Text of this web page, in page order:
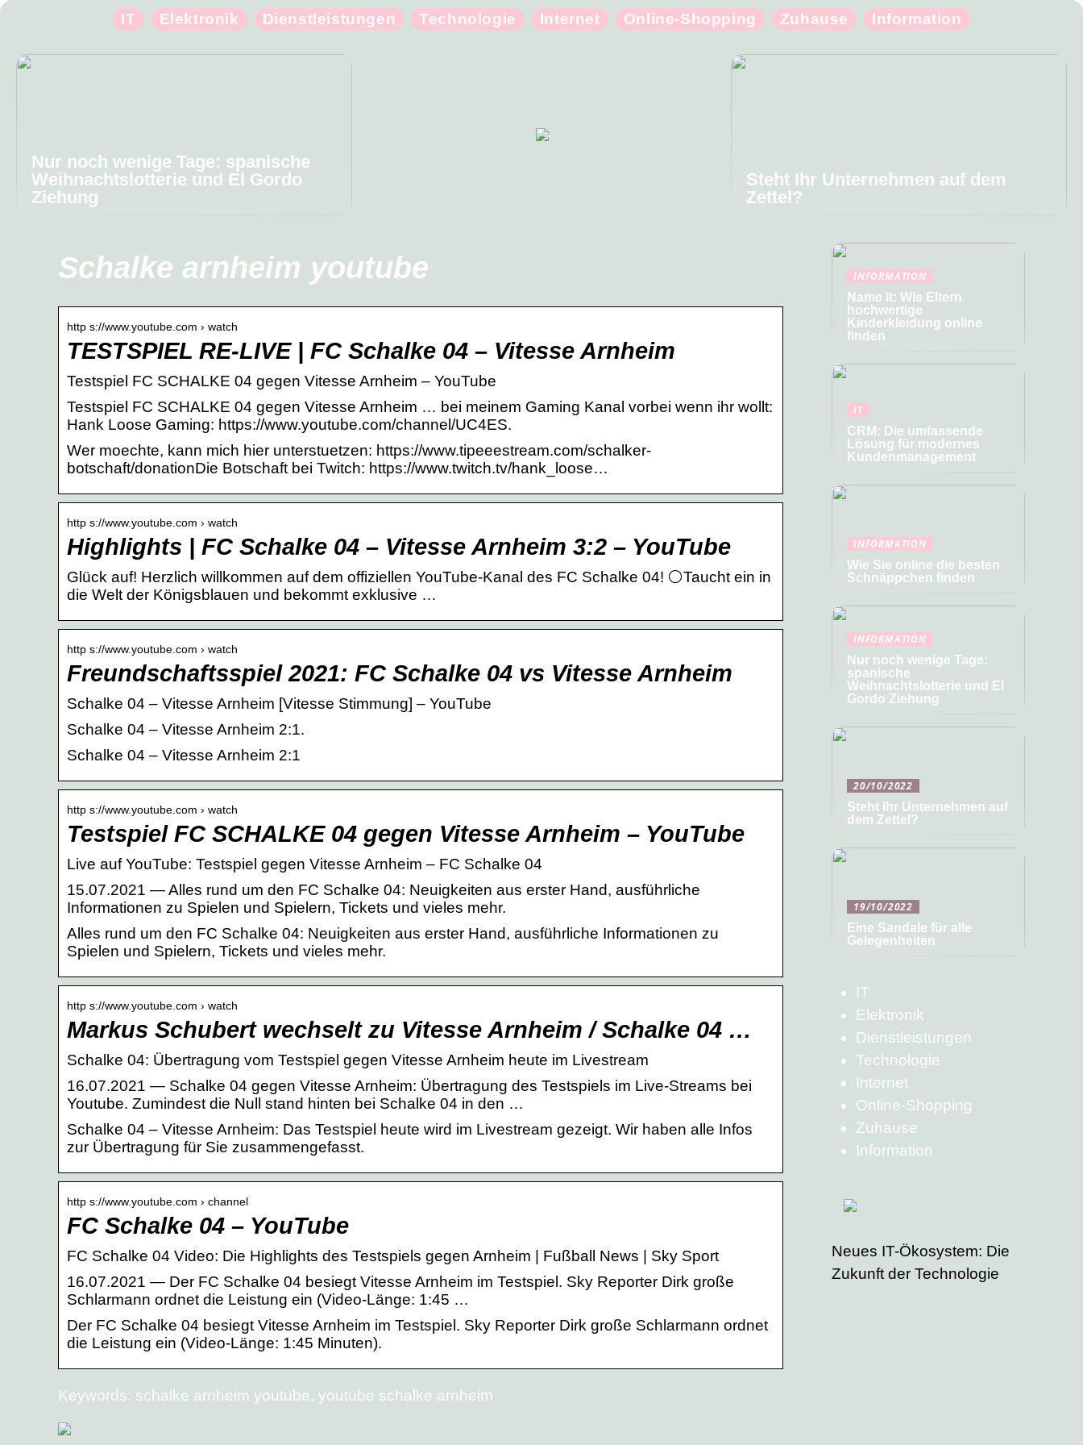
IT Elektronik Dienstleistungen Technologie Internet Online-Shopping Zuhause Information
Nur noch wenige Tage: spanische
Weihnachtslotterie und El Gordo
Ziehung
Steht Ihr Unternehmen auf dem
Zettel?
Schalke arnheim youtube
http s://www.youtube.com › watch
TESTSPIEL RE-LIVE | FC Schalke 04 – Vitesse Arnheim
Testspiel FC SCHALKE 04 gegen Vitesse Arnheim – YouTube
Testspiel FC SCHALKE 04 gegen Vitesse Arnheim … bei meinem Gaming Kanal vorbei wenn ihr wollt:
Hank Loose Gaming: https://www.youtube.com/channel/UC4ES.
Wer moechte, kann mich hier unterstuetzen: https://www.tipeeestream.com/schalker-
botschaft/donationDie Botschaft bei Twitch: https://www.twitch.tv/hank_loose…
http s://www.youtube.com › watch
Highlights | FC Schalke 04 – Vitesse Arnheim 3:2 – YouTube
Glück auf! Herzlich willkommen auf dem offiziellen YouTube-Kanal des FC Schalke 04! ⚪️Taucht ein in
die Welt der Königsblauen und bekommt exklusive …
http s://www.youtube.com › watch
Freundschaftsspiel 2021: FC Schalke 04 vs Vitesse Arnheim
Schalke 04 – Vitesse Arnheim [Vitesse Stimmung] – YouTube
Schalke 04 – Vitesse Arnheim 2:1.
Schalke 04 – Vitesse Arnheim 2:1
http s://www.youtube.com › watch
Testspiel FC SCHALKE 04 gegen Vitesse Arnheim – YouTube
Live auf YouTube: Testspiel gegen Vitesse Arnheim – FC Schalke 04
15.07.2021 — Alles rund um den FC Schalke 04: Neuigkeiten aus erster Hand, ausführliche
Informationen zu Spielen und Spielern, Tickets und vieles mehr.
Alles rund um den FC Schalke 04: Neuigkeiten aus erster Hand, ausführliche Informationen zu
Spielen und Spielern, Tickets und vieles mehr.
http s://www.youtube.com › watch
Markus Schubert wechselt zu Vitesse Arnheim / Schalke 04 …
Schalke 04: Übertragung vom Testspiel gegen Vitesse Arnheim heute im Livestream
16.07.2021 — Schalke 04 gegen Vitesse Arnheim: Übertragung des Testspiels im Live-Streams bei
Youtube. Zumindest die Null stand hinten bei Schalke 04 in den …
Schalke 04 – Vitesse Arnheim: Das Testspiel heute wird im Livestream gezeigt. Wir haben alle Infos
zur Übertragung für Sie zusammengefasst.
http s://www.youtube.com › channel
FC Schalke 04 – YouTube
FC Schalke 04 Video: Die Highlights des Testspiels gegen Arnheim | Fußball News | Sky Sport
16.07.2021 — Der FC Schalke 04 besiegt Vitesse Arnheim im Testspiel. Sky Reporter Dirk große
Schlarmann ordnet die Leistung ein (Video-Länge: 1:45 …
Der FC Schalke 04 besiegt Vitesse Arnheim im Testspiel. Sky Reporter Dirk große Schlarmann ordnet
die Leistung ein (Video-Länge: 1:45 Minuten).
Keywords: schalke arnheim youtube, youtube schalke arnheim
INFORMATION
Name it: Wie Eltern
hochwertige
Kinderkleidung online
finden
IT
CRM: Die umfassende
Lösung für modernes
Kundenmanagement
INFORMATION
Wie Sie online die besten
Schnäppchen finden
INFORMATION
Nur noch wenige Tage:
spanische
Weihnachtslotterie und El
Gordo Ziehung
20/10/2022
Steht Ihr Unternehmen auf
dem Zettel?
19/10/2022
Eine Sandale für alle
Gelegenheiten
IT
Elektronik
Dienstleistungen
Technologie
Internet
Online-Shopping
Zuhause
Information
Neues IT-Ökosystem: Die
Zukunft der Technologie